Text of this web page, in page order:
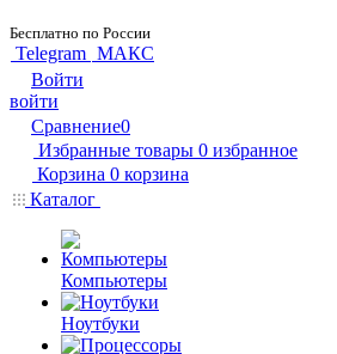
Бесплатно по России
Telegram МАКС
Войти
войти
Сравнение0
Избранные товары 0 избранное
Корзина 0 корзина
Каталог
Компьютеры
Ноутбуки